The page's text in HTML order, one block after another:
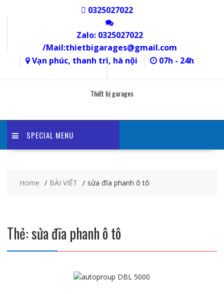
0325027022
Zalo: 0325027022
/Mail:thietbigarages@gmail.com
Vạn phúc, thanh trì, hà nội
07h - 24h
Thiết bị garages
SPECIAL MENU
Home BÀI VIẾT sửa đĩa phanh ô tô
Thẻ:sửa đĩa phanh ô tô